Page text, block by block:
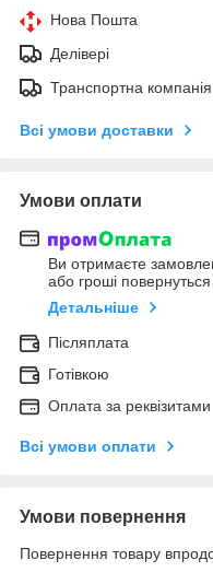
Нова Пошта
Делівері
Транспортна компанія
Всі умови доставки
Умови оплати
Ви отримаєте
або гроші
Детальніше
Післяплата
Готівкою
Оплата за реквізитами
Всі умови оплати
Умови повернення
Повернення товару